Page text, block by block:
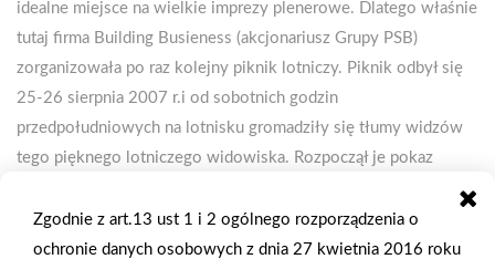
idealne miejsce na wielkie imprezy plenerowe. Dlatego właśnie
tutaj firma Building Busieness (akcjonariusz Grupy PSB)
zorganizowała po raz kolejny piknik lotniczy. Piknik odbył się
25-26 sierpnia 2007 r.i od sobotnich godzin
przedpołudniowych na lotnisku gromadziły się tłumy widzów
tego pięknego lotniczego widowiska. Rozpoczął je pokaz
paralotnie. Gwiazda programu to zespół lotniczy "Żelazny" -
można go obejrzeć czasem w TV Discovery - tak karkołomnych
Zgodnie z art.13 ust 1 i 2 ogólnego rozporządzenia o
ochronie danych osobowych z dnia 27 kwietnia 2016 roku